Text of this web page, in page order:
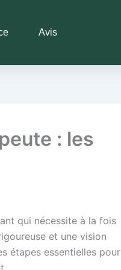
Avis
: les
qui nécessite à la fois
et une vision
étapes essentielles pour